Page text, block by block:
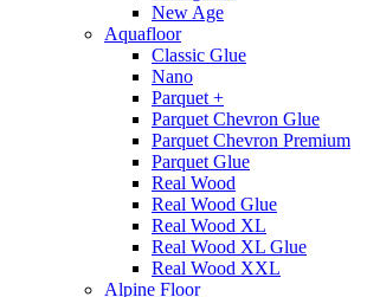
New Age
Aquafloor
Classic Glue
Nano
Parquet +
Parquet Chevron Glue
Parquet Chevron Premium
Parquet Glue
Real Wood
Real Wood Glue
Real Wood XL
Real Wood XL Glue
Real Wood XXL
Alpine Floor